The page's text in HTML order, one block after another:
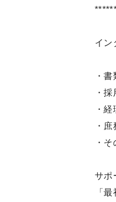
イン
・
・
・
・
・
サポ
「